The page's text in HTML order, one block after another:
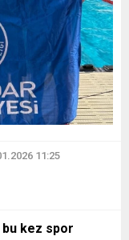
11:25
bu kez spor